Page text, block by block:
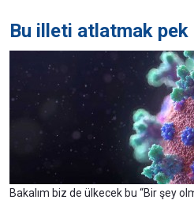
Bu illeti atlatmak pek
Bakalım biz de ülkecek bu “Bir şey